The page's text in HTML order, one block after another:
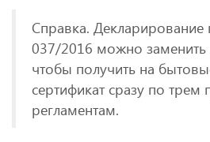
Справка.
037/2016 можно заменить
чтобы получить на
сертификат сразу по
регламентам.